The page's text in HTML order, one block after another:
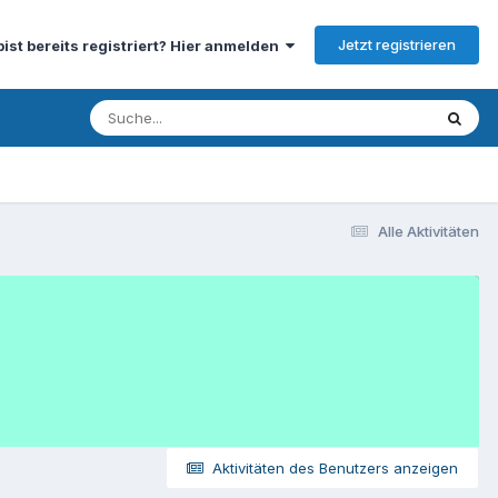
bereits registriert? Hier anmelden Jetzt registrieren
Alle Aktivitäten
Aktivitäten des Benutzers anzeigen